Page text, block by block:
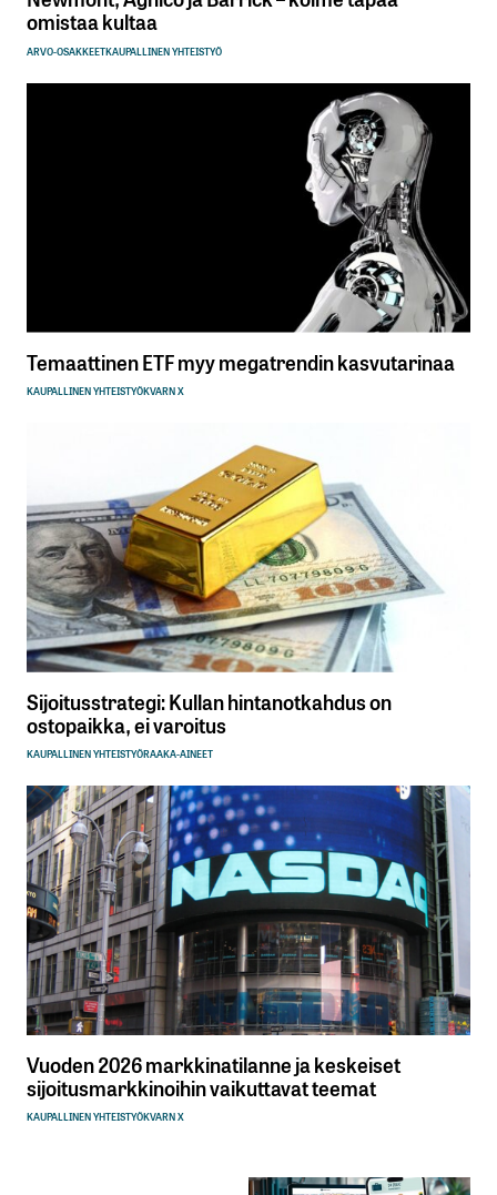
omistaa kultaa
ARVO-OSAKKEETKAUPALLINEN YHTEISTYÖ
Temaattinen ETF myy megatrendin kasvutarinaa
KAUPALLINEN YHTEISTYÖKVARN X
Sijoitusstrategi: Kullan hintanotkahdus on
ostopaikka, ei varoitus
KAUPALLINEN YHTEISTYÖRAAKA-AINEET
Vuoden 2026 markkinatilanne ja keskeiset
sijoitusmarkkinoihin vaikuttavat teemat
KAUPALLINEN YHTEISTYÖKVARN X